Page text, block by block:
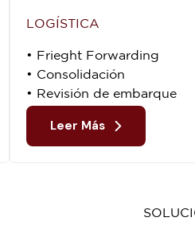
LOGÍSTICA
• Frieght Forwarding
• Consolidación
• Revisión de embarque
Leer Más